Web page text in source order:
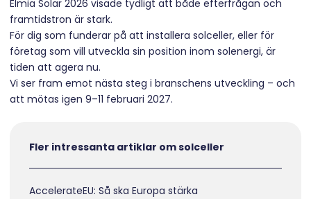
Elmia Solar 2026 visade tydligt att både efterfrågan och
framtidstron är stark.
För dig som funderar på att installera solceller, eller för
företag som vill utveckla sin position inom solenergi, är
tiden att agera nu.
Vi ser fram emot nästa steg i branschens utveckling – och
att mötas igen 9–11 februari 2027.
Fler intressanta artiklar om solceller
AccelerateEU: Så ska Europa stärka